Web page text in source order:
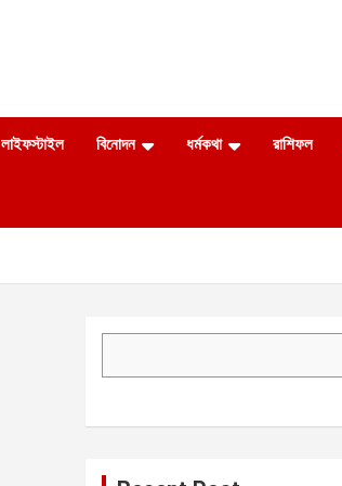
লাইফস্টাইল বিনোদন ধর্মকথা রাশিফল